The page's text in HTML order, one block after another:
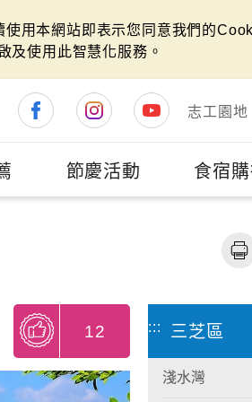
用本網站即表示您同意我們的
及使用此智慧化服務。
志工園地
節慶活動 食宿
12 ::: 三芝區
淺水灣